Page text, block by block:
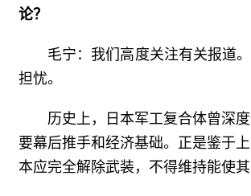
论？
毛宁：我们高度关注有关报道
担忧。
历史上，日本军工复合体曾深
要幕后推手和经济基础。正是鉴于
本应完全解除武装，不得维持能使